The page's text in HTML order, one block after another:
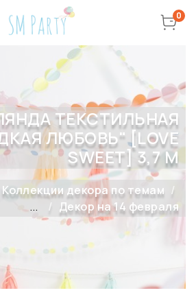
0
ТЕКСТИЛЬНАЯ
ЛЮБОВЬ" [LOVE
SWEET] 3,7 М
Коллекции декора по темам
...
Декор на 14 февраля